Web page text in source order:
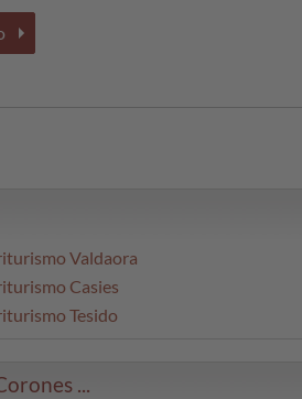
Valdaora
Casies
Tesido
...